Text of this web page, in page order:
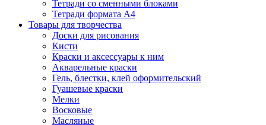
Тетради со сменными блоками
Тетради формата А4
Товары для творчества
Доски для рисования
Кисти
Краски и аксессуары к ним
Акварельные краски
Гель, блестки, клей оформительский
Гуашевые краски
Мелки
Восковые
Масляные